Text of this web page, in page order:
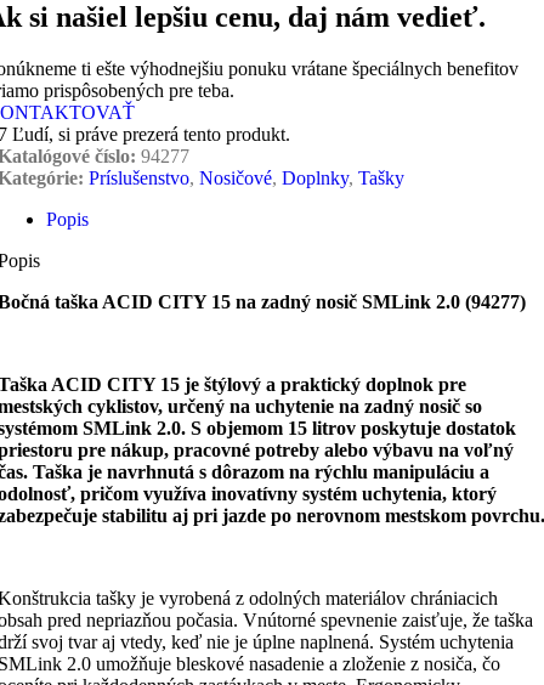
si našiel lepšiu cenu, daj nám vedieť.
ti ešte výhodnejšiu ponuku vrátane špeciálnych benefitov
prispôsobených pre teba.
Ľudí, si práve prezerá tento produkt.
číslo: 94277
Príslušenstvo, Nosičové, Doplnky, Tašky
Popis
taška ACID CITY 15 na zadný nosič SMLink 2.0 (94277)
ACID CITY 15 je štýlový a praktický doplnok pre
cyklistov, určený na uchytenie na zadný nosič so
SMLink 2.0. S objemom 15 litrov poskytuje dostatok
pre nákup, pracovné potreby alebo výbavu na voľný
Taška je navrhnutá s dôrazom na rýchlu manipuláciu a
pričom využíva inovatívny systém uchytenia, ktorý
stabilitu aj pri jazde po nerovnom mestskom povrchu.
tašky je vyrobená z odolných materiálov chrániacich
pred nepriazňou počasia. Vnútorné spevnenie zaisťuje, že taška
svoj tvar aj vtedy, keď nie je úplne naplnená. Systém uchytenia
2.0 umožňuje bleskové nasadenie a zloženie z nosiča, čo